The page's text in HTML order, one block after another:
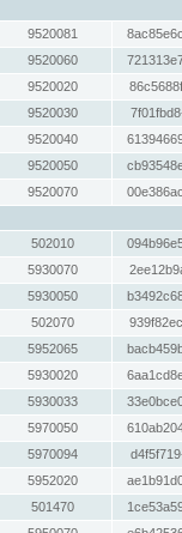
9520081
9520060
9520020
9520030
9520040
9520050
9520070
502010
5930070
5930050
502070
5952065
5930020
5930033
5970050
5970094
5952020
501470